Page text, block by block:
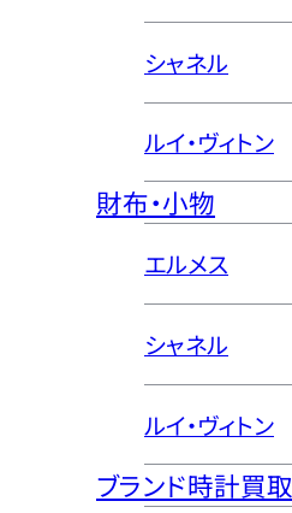
シャネル
ルイ・ヴィトン
財布・小物
エルメス
シャネル
ルイ・ヴィトン
ブランド時計買取